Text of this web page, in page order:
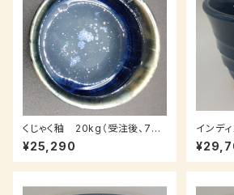
くじゃく釉 20kg（受注後、7～1
4日後発送）
¥25,290
インデ